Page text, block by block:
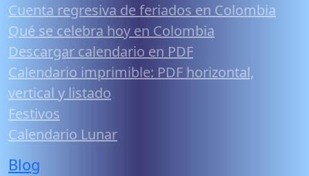
Cuenta regresiva de feriados en Colombia
Qué se celebra hoy en Colombia
Descargar calendario en PDF
Calendario imprimible: PDF horizontal,
vertical y listado
Festivos
Calendario Lunar
Blog